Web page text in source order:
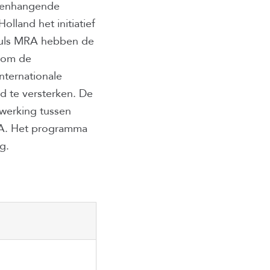
het initiatief
MRA hebben de
de
te versterken. De
tussen
Het programma